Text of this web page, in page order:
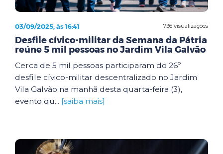
736 visualizações
03/09/2025, às 16:41
Desfile cívico-militar da Semana da Pátria
reúne 5 mil pessoas no Jardim Vila Galvão
Cerca de 5 mil pessoas participaram do 26º
desfile cívico-militar descentralizado no Jardim
Vila Galvão na manhã desta quarta-feira (3),
evento qu... [saiba mais]